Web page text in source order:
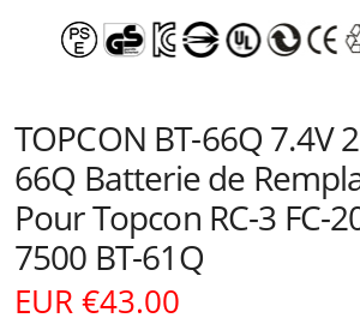
TOPCON BT-66Q 7.4V
66Q Batterie de
Pour Topcon RC-3 FC-
7500 BT-61Q
EUR €43.00